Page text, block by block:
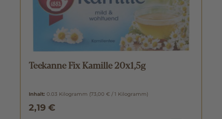
Teekanne Fix Kamille 20x1,5g
Inhalt: 0.03 Kilogramm (73,00 € / 1 Kilogramm)
2,19 €